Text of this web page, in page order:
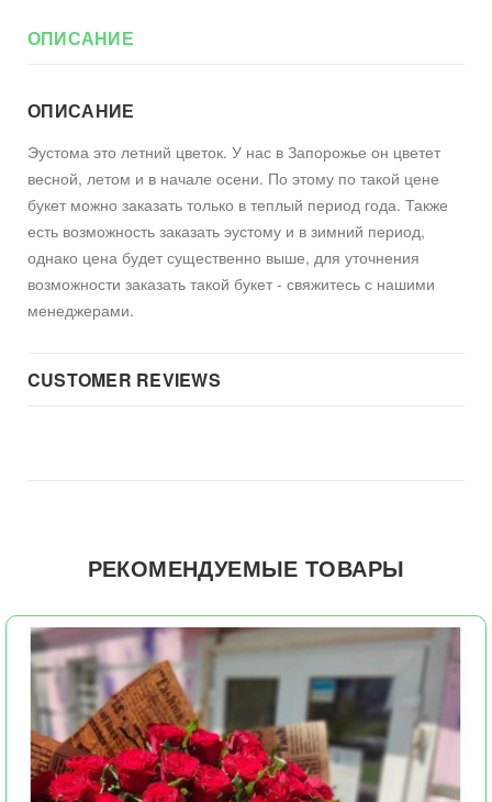
ОПИСАНИЕ
ОПИСАНИЕ
Эустома это летний цветок. У нас в Запорожье он цветет
весной, летом и в начале осени. По этому по такой цене
букет можно заказать только в теплый период года. Также
есть возможность заказать эустому и в зимний период,
однако цена будет существенно выше, для уточнения
возможности заказать такой букет - свяжитесь с нашими
менеджерами.
CUSTOMER REVIEWS
РЕКОМЕНДУЕМЫЕ ТОВАРЫ